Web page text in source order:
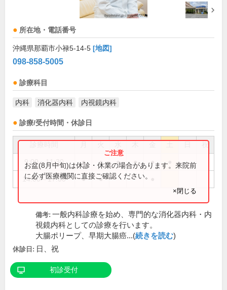
所在地・電話番号
沖縄県那覇市小禄5-14-5 [地図]
098-858-5005
診療科目
内科 消化器内科 内視鏡内科
診療/受付時間・休診日
祝
9:00～11:30 ● ● ● ● ●
14:00～17:00 ● ●
お盆(8月中旬)は休診・休業の場合があります。来院前
に必ず医療機関に直接ご確認ください。
×閉じる
備考: 一般内科診療を始め、専門的な消化器内科・内
視鏡内科としての診療を行います。
大腸ポリープ、早期大腸癌...(続きを読む)
休診日: 日、祝
初診受付